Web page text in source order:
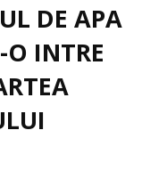
DE APA
INTRE